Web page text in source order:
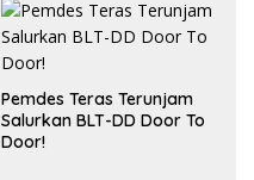
Pemdes Teras Terunjam
Salurkan BLT-DD Door To
Door!